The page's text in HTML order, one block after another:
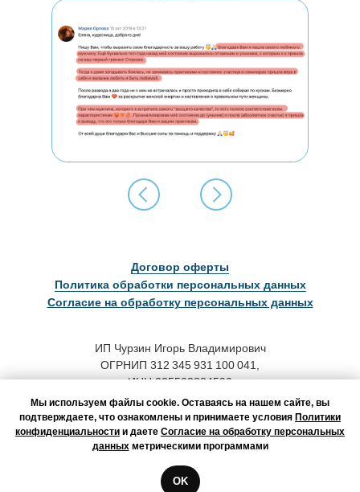
ИП Чурзин Игорь Владимирович
ОГРНИП 312 345 931 100 041,
ИНН 235503884590
Адрес для корреспонденции:
123458, г. Москва, а/я 46
Оператор персональных данных,
регистрационный номер в
реестре операторов
Согласие на обработку персональных данных
Политика обработки персональных данных
Договор оферты
Мы используем файлы cookie. Оставаясь на нашем сайте, вы
подтверждаете, что ознакомлены и принимаете условия Политики
конфиденциальности и даете Согласие на обработку персональных
данныхметрическими программами
OK